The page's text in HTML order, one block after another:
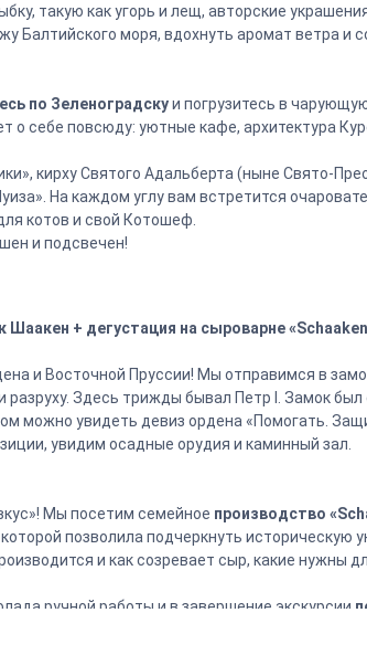
такую как угорь и лещ, авторские
Балтийского моря, вдохнуть аромат ветра и
по Зеленоградскуи погрузитесь в
о себе повсюду: уютные кафе, архитектура
кирху Святого Адальберта (ныне Свято-
На каждом углу вам встретится
котов и свой Котошеф.
и подсвечен!
Шаакен + дегустация на сыроварне
и Восточной Пруссии! Мы отправимся в
разруху. Здесь трижды бывал Петр I. Замок
можно увидеть девиз ордена «Помогать.
увидим осадные орудия и каминный зал.
Мы посетим семейное производство
позволила подчеркнуть историческую
и как созревает сыр, какие нужны
ручной работы и в завершение экскурсии